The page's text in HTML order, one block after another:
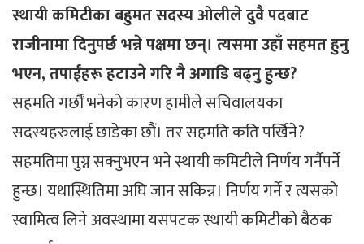
स्थायी कमिटीका बहुमत सदस्य ओलीले दुवै पदबाट
राजीनामा दिनुपर्छ भन्ने पक्षमा छन्। त्यसमा उहाँ सहमत हुनु
भएन, तपाईंहरू हटाउने गरि नै अगाडि बढ्नु हुन्छ?
सहमति गर्छौं भनेको कारण हामीले सचिवालयका
सदस्यहरुलाई छाडेका छौं। तर सहमति कति पर्खिने?
सहमतिमा पुग्न सक्नुभएन भने स्थायी कमिटीले निर्णय गर्नैपर्ने
हुन्छ। यथास्थितिमा अघि जान सकिन्न। निर्णय गर्ने र त्यसको
स्वामित्व लिने अवस्थामा यसपटक स्थायी कमिटीको बैठक